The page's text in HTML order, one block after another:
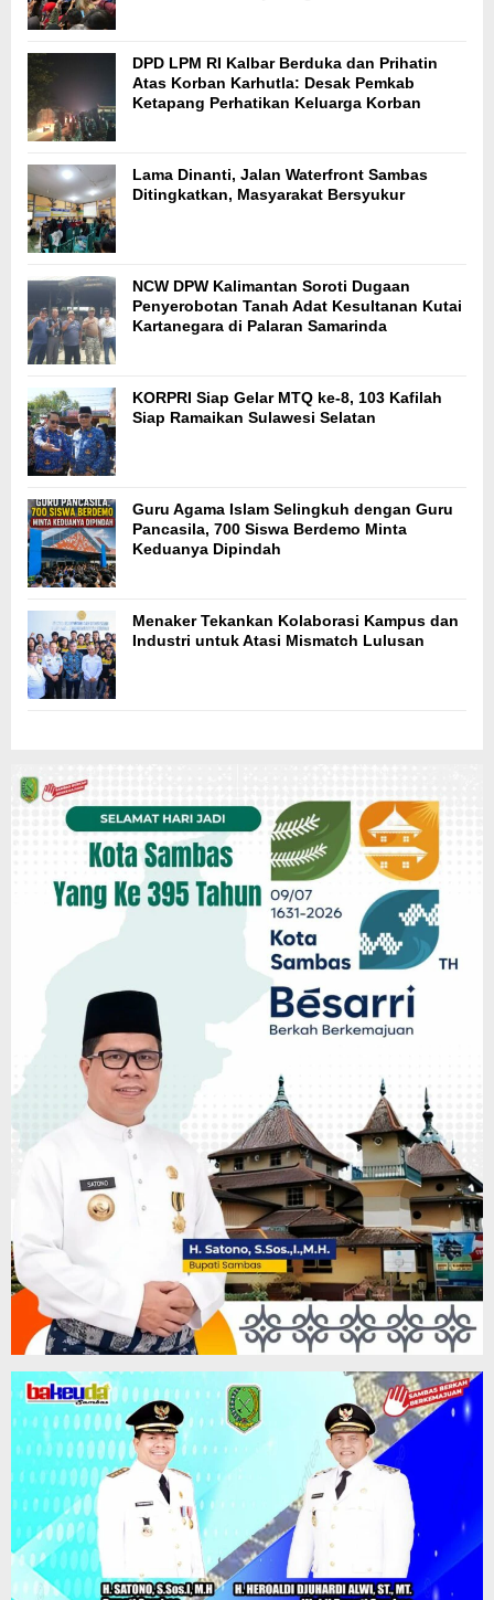
DPD LPM RI Kalbar Berduka dan Prihatin
Atas Korban Karhutla: Desak Pemkab
Ketapang Perhatikan Keluarga Korban
Lama Dinanti, Jalan Waterfront Sambas
Ditingkatkan, Masyarakat Bersyukur
NCW DPW Kalimantan Soroti Dugaan
Penyerobotan Tanah Adat Kesultanan Kutai
Kartanegara di Palaran Samarinda
KORPRI Siap Gelar MTQ ke-8, 103 Kafilah
Siap Ramaikan Sulawesi Selatan
Guru Agama Islam Selingkuh dengan Guru
Pancasila, 700 Siswa Berdemo Minta
Keduanya Dipindah
Menaker Tekankan Kolaborasi Kampus dan
Industri untuk Atasi Mismatch Lulusan